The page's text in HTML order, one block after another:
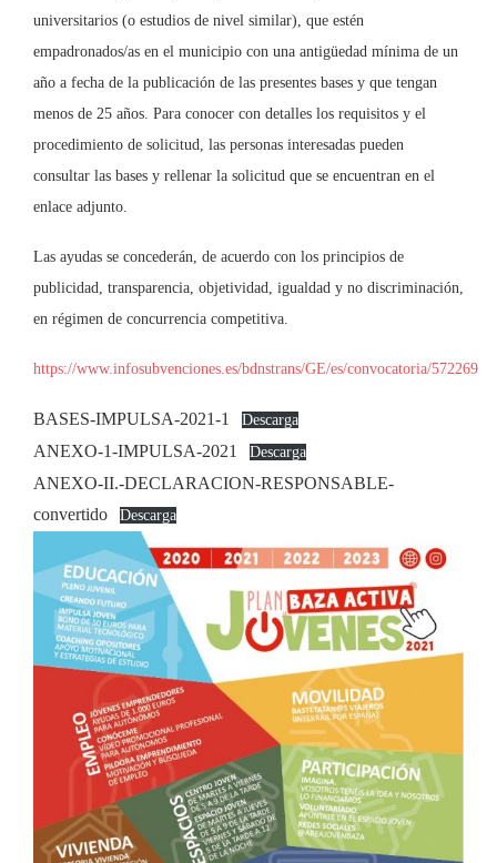
universitarios (o estudios de nivel similar), que estén
empadronados/as en el municipio con una antigüedad mínima de un
año a fecha de la publicación de las presentes bases y que tengan
menos de 25 años. Para conocer con detalles los requisitos y el
procedimiento de solicitud, las personas interesadas pueden
consultar las bases y rellenar la solicitud que se encuentran en el
enlace adjunto.
Las ayudas se concederán, de acuerdo con los principios de
publicidad, transparencia, objetividad, igualdad y no discriminación,
en régimen de concurrencia competitiva.
https://www.infosubvenciones.es/bdnstrans/GE/es/convocatoria/572269
BASES-IMPULSA-2021-1 Descarga
ANEXO-1-IMPULSA-2021 Descarga
ANEXO-II.-DECLARACION-RESPONSABLE-
convertido
Descarga